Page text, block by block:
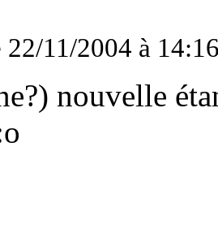
22/11/2004 à
nouvelle